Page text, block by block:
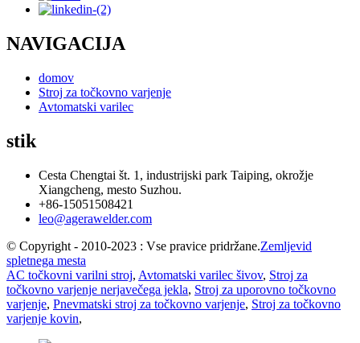
NAVIGACIJA
domov
Stroj za točkovno varjenje
Avtomatski varilec
stik
Cesta Chengtai št. 1, industrijski park Taiping, okrožje
Xiangcheng, mesto Suzhou.
+86-15051508421
leo@agerawelder.com
© Copyright - 2010-2023 : Vse pravice pridržane.Zemljevid
spletnega mesta
AC točkovni varilni stroj, Avtomatski varilec šivov, Stroj za
točkovno varjenje nerjavečega jekla, Stroj za uporovno točkovno
varjenje, Pnevmatski stroj za točkovno varjenje, Stroj za točkovno
varjenje kovin,